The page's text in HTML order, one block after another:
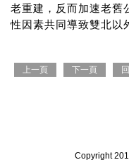
老重建，反而加速老舊
性因素共同導致雙北以
上一頁 下一頁
Copyright